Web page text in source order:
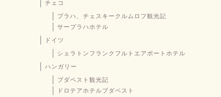
チェコ
プラハ、チェスキークルムロフ観光記
サープラハホテル
ドイツ
シェラトンフランクフルトエアポートホテル
ハンガリー
ブダペスト観光記
ドロテアホテルブダペスト